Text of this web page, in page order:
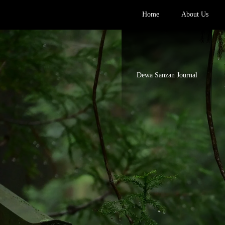
Home About Us
Dewa Sanzan Journal